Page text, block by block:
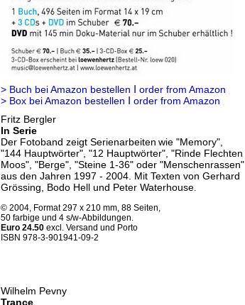
> Buch bei Amazon bestellen Ι order from Amazon
> Box bei Amazon bestellen Ι order from Amazon
Fritz Bergler
In Serie
Der Fotoband zeigt Serienarbeiten wie "Memory",
"144 Hauptwörter", "12 Hauptwörter", "Rinde Flechten
Moos", "Berge", "Steine 1-36" oder "Menschenrassen"
aus den Jahren 1997 - 2004. Mit Texten von Gerhard
Grössing, Bodo Hell und Peter Waterhouse.
© 2004, Format 297 x 210 mm, 88 Seiten,
50 farbige und 4 s/w-Abbildungen.
Euro 24.50 excl. Versand und Porto
ISBN 978-3-901941-09-2
Wilhelm Pevny
Trance